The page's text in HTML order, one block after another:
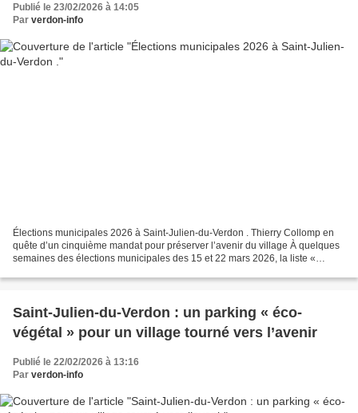
Publié le 23/02/2026 à 14:05
Par verdon-info
Élections municipales 2026 à Saint-Julien-du-Verdon . Thierry Collomp en
quête d’un cinquième mandat pour préserver l’avenir du village À quelques
semaines des élections municipales des 15 et 22 mars 2026, la liste «
Saint-Julien-du-Verdon : un parking « éco-
végétal » pour un village tourné vers l’avenir
Publié le 22/02/2026 à 13:16
Par verdon-info